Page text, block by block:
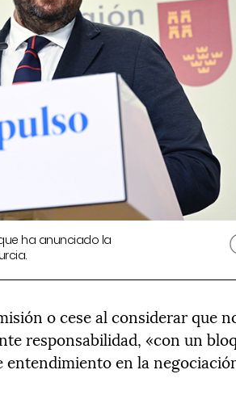
ha anunciado la
o cese al considerar que
responsabilidad, «con un
en la